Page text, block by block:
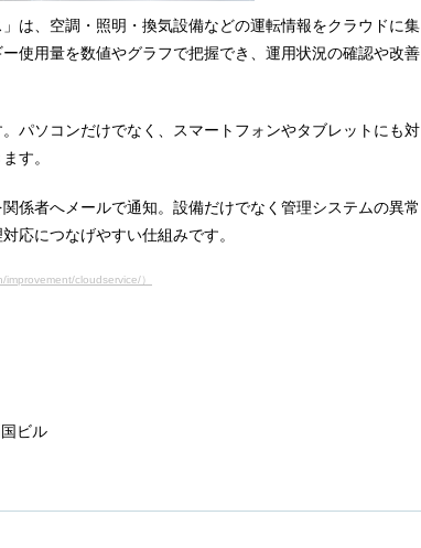
は、空調・照明・換気設備などの運転情報をクラウドに集
使用量を数値やグラフで把握でき、運用状況の確認や改善
パソコンだけでなく、スマートフォンやタブレットにも対
す。
係者へメールで通知。設備だけでなく管理システムの異常
応につなげやすい仕組みです。
cloudservice/）
ビル